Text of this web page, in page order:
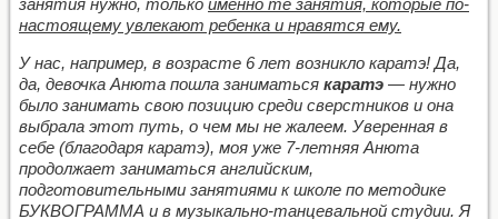
занятия нужно, только именно те занятия, которые по-
настоящему увлекают ребенка и нравятся ему.
У нас, например, в возрасте 6 лет возникло каратэ! Да,
да, девочка Анюта пошла заниматься каратэ — нужно
было занимать свою позицию среди сверстников и она
выбрала этот путь, о чем мы не жалеем. Уверенная в
себе (благодаря каратэ), моя уже 7-летняя Анюта
продолжает заниматься английским,
подготовительными занятиями к школе по методике
БУКВОГРАММА и в музыкально-танцевальной студии. Я